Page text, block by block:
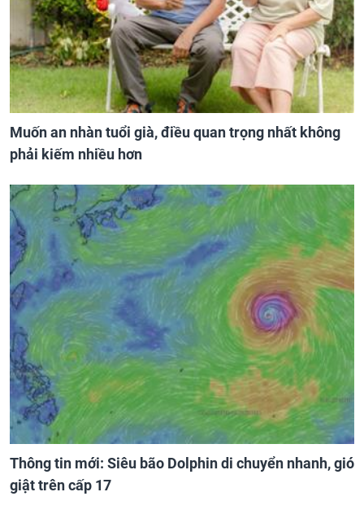
Muốn an nhàn tuổi già, điều quan trọng nhất không
phải kiếm nhiều hơn
Thông tin mới: Siêu bão Dolphin di chuyển nhanh, gió
giật trên cấp 17